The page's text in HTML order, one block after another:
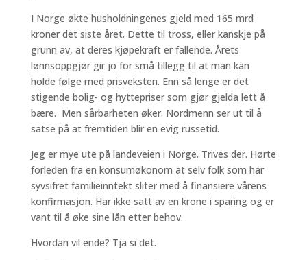
I Norge økte husholdningenes gjeld med 165 mrd
kroner det siste året. Dette til tross, eller kanskje på
grunn av, at deres kjøpekraft er fallende. Årets
lønnsoppgjør gir jo for små tillegg til at man kan
holde følge med prisveksten. Enn så lenge er det
stigende bolig- og hyttepriser som gjør gjelda lett å
bære. Men sårbarheten øker. Nordmenn ser ut til å
satse på at fremtiden blir en evig russetid.
Jeg er mye ute på landeveien i Norge. Trives der. Hørte
forleden fra en konsumøkonom at selv folk som har
syvsifret familieinntekt sliter med å finansiere vårens
konfirmasjon. Har ikke satt av en krone i sparing og er
vant til å øke sine lån etter behov.
Hvordan vil ende? Tja si det.